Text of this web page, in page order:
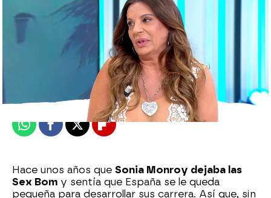
Marta Requejo
Publicado: 12 de julio de 2025, 11:00
WhatsappFacebook
X Flipboard
Hace unos años que Sonia Monroy dejaba las
Sex Bom y sentía que España se le queda
pequeña para desarrollar sus carrera. Así que, sin